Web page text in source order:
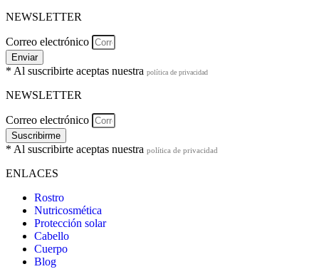
NEWSLETTER
Correo electrónico
Enviar
* Al suscribirte aceptas nuestra política de privacidad
NEWSLETTER
Correo electrónico
Suscribirme
* Al suscribirte aceptas nuestra política de privacidad
ENLACES
Rostro
Nutricosmética
Protección solar
Cabello
Cuerpo
Blog